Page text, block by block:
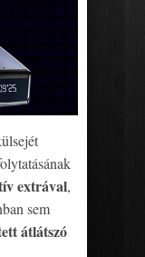
extrával,
sem
átlátszó